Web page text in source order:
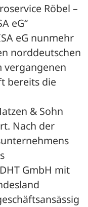
Röbel –
eG“
eG nunmehr
norddeutschen
vergangenen
bereits die
& Sohn
Nach der
GmbH mit